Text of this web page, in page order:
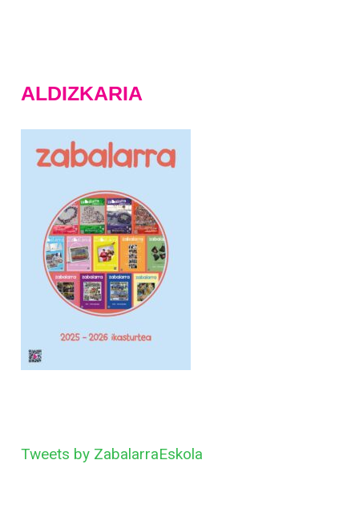
ALDIZKARIA
Tweets by ZabalarraEskola